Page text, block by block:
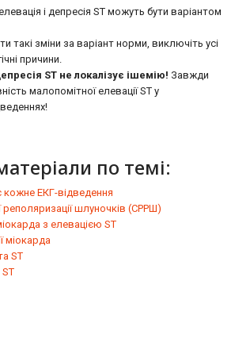
і депресія ST можуть бути варіантом
такі зміни за варіант норми, виключіть усі
причини.
ST не локалізує ішемію! Завжди
малопомітної елевації ST у
по темі:
кожне ЕКГ-відведення
шлуночків (СРРШ)
з елевацією ST
міокарда
ST